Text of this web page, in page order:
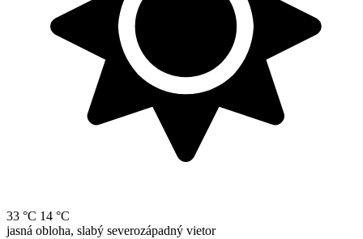
33 °C 14 °C
jasná obloha, slabý severozápadný vietor